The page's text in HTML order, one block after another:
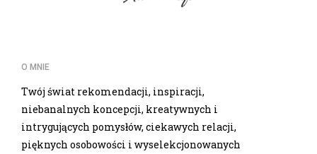
O MNIE
Twój świat rekomendacji, inspiracji,
niebanalnych koncepcji, kreatywnych i
intrygujących pomysłów, ciekawych relacji,
pięknych osobowości i wyselekcjonowanych